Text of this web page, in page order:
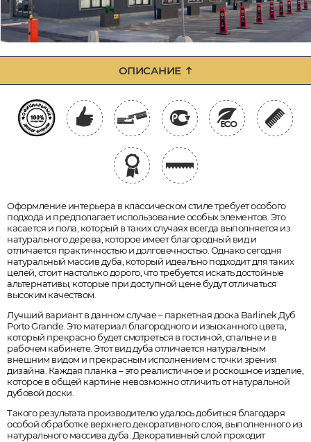
ОПИСАНИЕ
Оформление интерьера в классическом стиле требует особого
подхода и предполагает использование особых элементов. Это
касается и пола, который в таких случаях всегда выполняется из
натурального дерева, которое имеет благородный вид и
отличается практичностью и долговечностью. Однако сегодня
натуральный массив дуба, который идеально подходит для таких
целей, стоит настолько дорого, что требуется искать достойные
альтернативы, которые при доступной цене будут отличаться
высоким качеством.
Лучший вариант в данном случае – паркетная доска Barlinek Дуб
Porto Grande. Это материал благородного и изысканного цвета,
который прекрасно будет смотреться в гостиной, спальне и в
рабочем кабинете. Этот вид дуба отличается натуральным
внешним видом и прекрасным исполнением с точки зрения
дизайна. Каждая планка – это реалистичное и роскошное изделие,
которое в общей картине невозможно отличить от натуральной
дубовой доски.
Такого результата производителю удалось добиться благодаря
особой обработке верхнего декоративного слоя, выполненного из
натурального массива дуба. Декоративный слой проходит